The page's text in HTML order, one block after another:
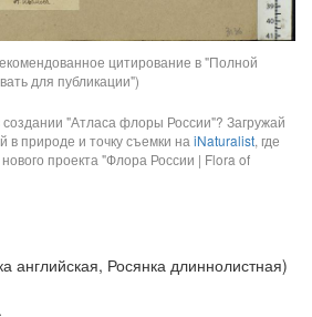
цитирование в "Полной
для публикации")
"Атласа флоры России"? Загружай
в природе и точку съемки на iNaturalist, где
проекта "Флора России | Flora of
английская, Росянка длиннолистная)